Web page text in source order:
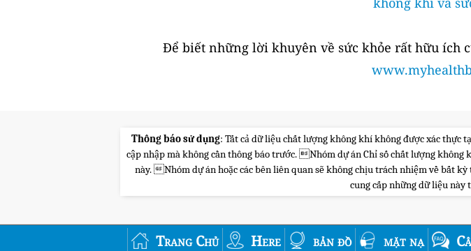
Để biết những lời khuyên về sức khỏe rất hữu ích
Thông báo sử dụng: Tất cả dữ liệu chất lượng không khí không được xác thực
cập nhập mà không cần thông báo trước. Nhóm dự án Chỉ số chất lượng
này. Nhóm dự án hoặc các bên liên quan sẽ không chịu trách nhiệm về bất
cung cấp những dữ liệu
Trang Chủ Here bản đồ mặt nạ